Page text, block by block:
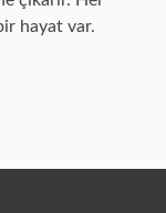
hayat var.